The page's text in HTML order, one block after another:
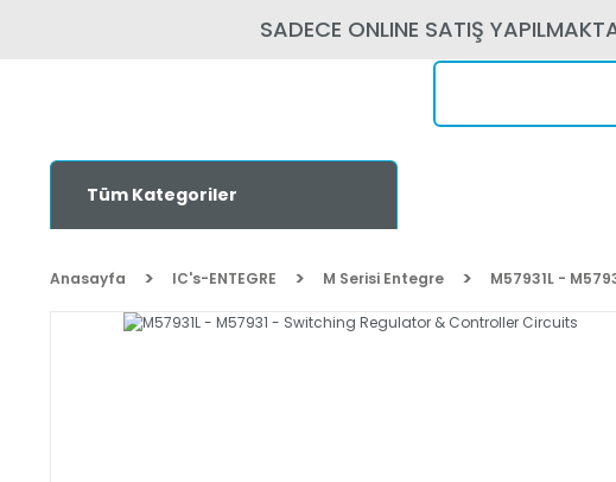
SADECE ONLINE SATIŞ
Tüm Kategoriler
Anasayfa IC's-ENTEGRE M Serisi Entegre M57931L -